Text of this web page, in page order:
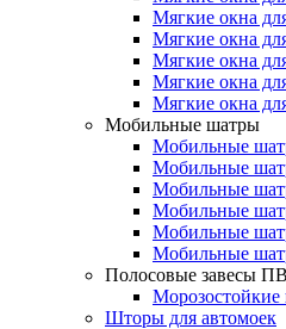
Мягкие окна
Мягкие окна
Мягкие окна
Мягкие окна
Мягкие окна
Мобильные шатры
Мобильные
Мобильные
Мобильные
Мобильные
Мобильные
Мобильные
Полосовые завесы
Морозостойкие
Шторы для автомоек